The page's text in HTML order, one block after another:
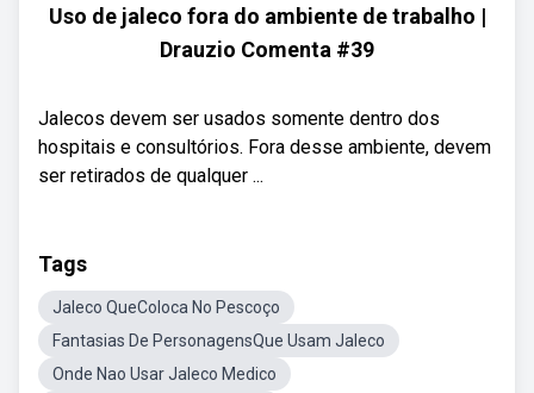
Uso de jaleco fora do ambiente de trabalho |
Drauzio Comenta #39
Jalecos devem ser usados somente dentro dos
hospitais e consultórios. Fora desse ambiente, devem
ser retirados de qualquer ...
Tags
Jaleco QueColoca No Pescoço
Fantasias De PersonagensQue Usam Jaleco
Onde Nao Usar Jaleco Medico